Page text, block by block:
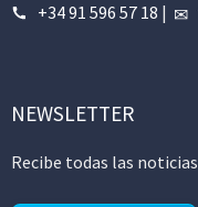
+34 91 596 57 18 |
NEWSLETTER
Recibe todas las noticias